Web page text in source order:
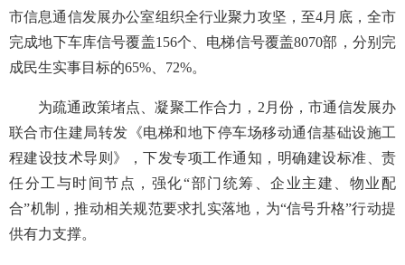
市信息通信发展办公室组织全行业聚力攻坚，至4月底，全市
完成地下车库信号覆盖156个、电梯信号覆盖8070部，分别完
成民生实事目标的65%、72%。
为疏通政策堵点、凝聚工作合力，2月份，市通信发展办
联合市住建局转发《电梯和地下停车场移动通信基础设施工
程建设技术导则》，下发专项工作通知，明确建设标准、责
任分工与时间节点，强化“部门统筹、企业主建、物业配
合”机制，推动相关规范要求扎实落地，为“信号升格”行动提
供有力支撑。